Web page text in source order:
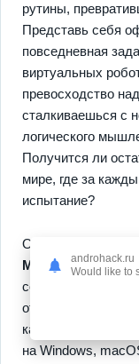
рутины,
Представь себя
повседневная
виртуальных
превосходство
сталкиваешься с
логического
Получится ли
мире, где за
испытание?
Одной из самых
Machineявляется
создавать
отпускает тебя
как насчёт того,
на Windows,
androhack.ru
Would like to